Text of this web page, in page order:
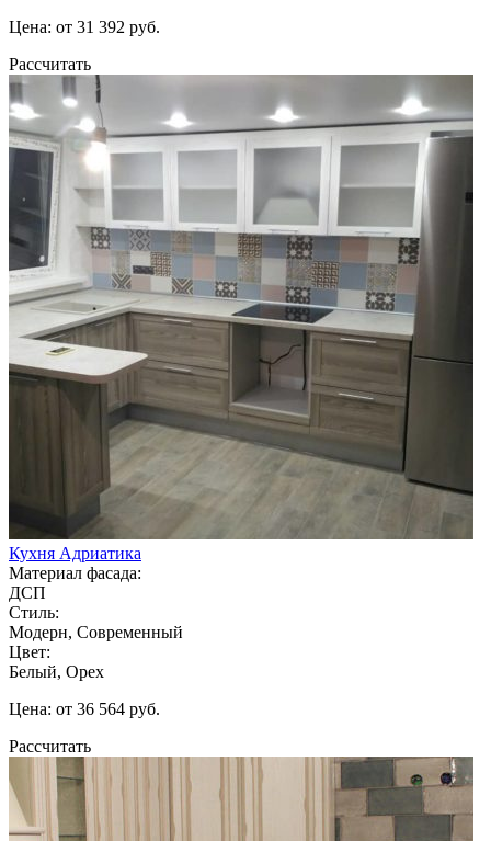
Цена: от 31 392 руб.
Рассчитать
Кухня Адриатика
Материал фасада:
ДСП
Стиль:
Модерн, Современный
Цвет:
Белый, Орех
Цена: от 36 564 руб.
Рассчитать